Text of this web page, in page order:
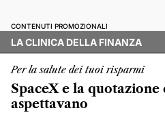
CONTENUTI PROMOZIONALI
LA CLINICA DELLA FINANZA
Per la salute dei tuoi risparmi
SpaceX e la
aspettavano